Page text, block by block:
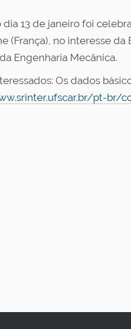
13 de janeiro foi
(França), no interesse
Engenharia Mecânica.
Os dados
pt-br/